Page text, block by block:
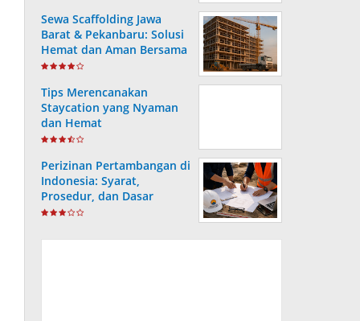
Sewa Scaffolding Jawa
Barat & Pekanbaru: Solusi
Hemat dan Aman Bersama
PT. Consafe
Tips Merencanakan
Staycation yang Nyaman
dan Hemat
Perizinan Pertambangan di
Indonesia: Syarat,
Prosedur, dan Dasar
Hukum yang Wajib